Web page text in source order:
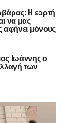
H εορτή
να μας
αφήνει μόνους
Ιωάννης ο
των